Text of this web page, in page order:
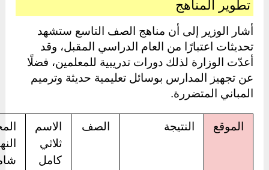
تطوير المناهج
أشار الوزير إلى أن مناهج الصف التاسع ستشهد
تحديثات اعتبارًا من العام الدراسي المقبل، وقد
أعدّت الوزارة لذلك دورات تدريبية للمعلمين، فضلًا
عن تجهيز المدارس بوسائل تعليمية حديثة وترميم
المباني المتضررة.
الموقع النتيجة الصف
الاسم
ثلاثي
كامل